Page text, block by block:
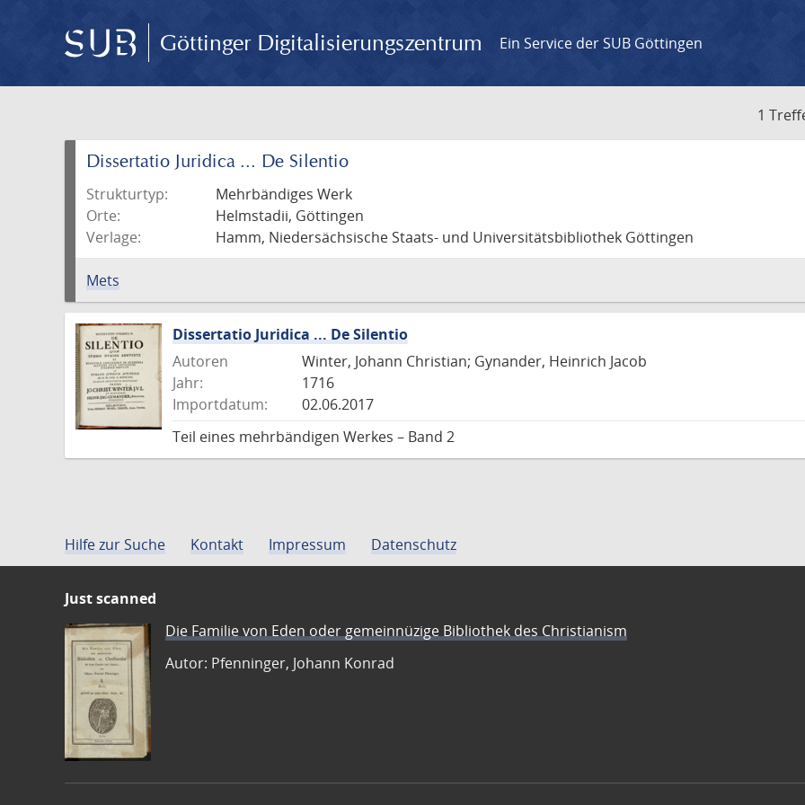
Göttinger Digitalisierungszentrum Ein Service der SUB Göttingen
1
Dissertatio Juridica ... De Silentio
Strukturtyp:
Mehrbändiges Werk
Orte:
Helmstadii, Göttingen
Verlage:
Hamm, Niedersächsische Staats- und Universitätsbibliothek Göttingen
Mets
Dissertatio Juridica ... De Silentio
Autoren
Winter, Johann Christian; Gynander, Heinrich Jacob
Jahr:
1716
Importdatum:
02.06.2017
Teil eines mehrbändigen Werkes – Band 2
Hilfe zur Suche Kontakt Impressum Datenschutz
Just scanned
Die Familie von Eden oder gemeinnüzige Bibliothek des Christianism
Autor: Pfenninger, Johann Konrad